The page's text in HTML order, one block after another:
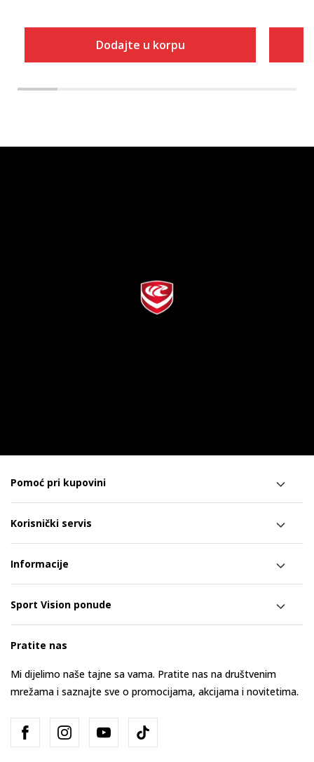
Dodajte u korpu
Pomoć pri kupovini
Korisnički servis
Informacije
Sport Vision ponude
Pratite nas
Mi dijelimo naše tajne sa vama. Pratite nas na društvenim
mrežama i saznajte sve o promocijama, akcijama i novitetima.